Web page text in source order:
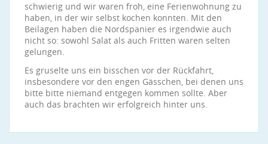
schwierig und wir waren froh, eine Ferienwohnung zu
haben, in der wir selbst kochen konnten. Mit den
Beilagen haben die Nordspanier es irgendwie auch
nicht so: sowohl Salat als auch Fritten waren selten
gelungen.
Es gruselte uns ein bisschen vor der Rückfahrt,
insbesondere vor den engen Gässchen, bei denen uns
bitte bitte niemand entgegen kommen sollte. Aber
auch das brachten wir erfolgreich hinter uns.